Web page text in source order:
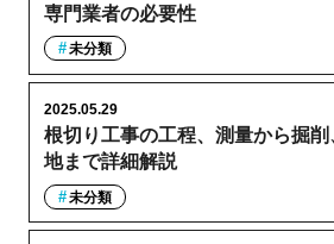
専門業者の必要性
未分類
根切り工事の工程、測量から掘
地まで詳細解説
2025.05.29
未分類